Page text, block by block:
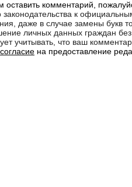
комментарий,
законодательства к
даже в случае замены
личных данных граждан
учитывать, что ваш
на предоставление